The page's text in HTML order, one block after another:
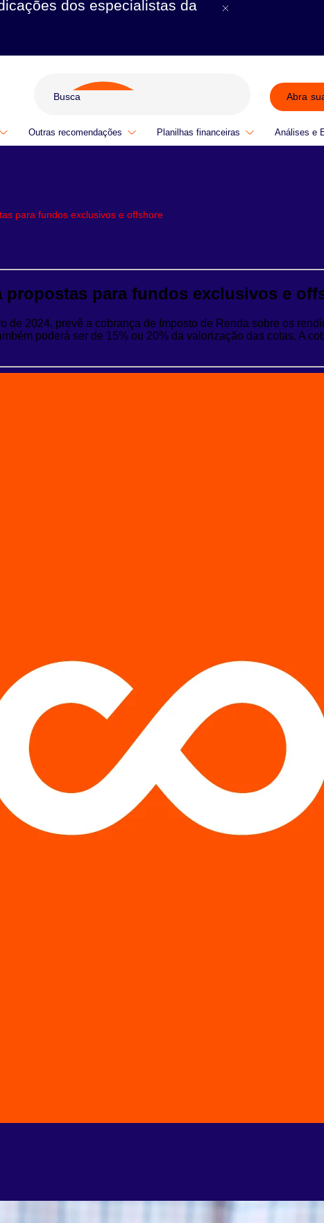
dos especialistas da
Abra
Outras recomendações Planilhas financeiras Análises e
para fundos exclusivos e offshore
para fundos exclusivos e
de 2024, prevê a cobrança de Imposto de Renda sobre os
poderá ser de 15% ou 20% da valorização das cotas. A